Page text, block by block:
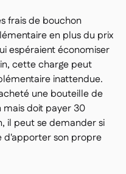
frais de bouchon
en plus du prix
espéraient économiser
cette charge peut
inattendue.
une bouteille de
mais doit payer 30
il peut se demander si
d'apporter son propre